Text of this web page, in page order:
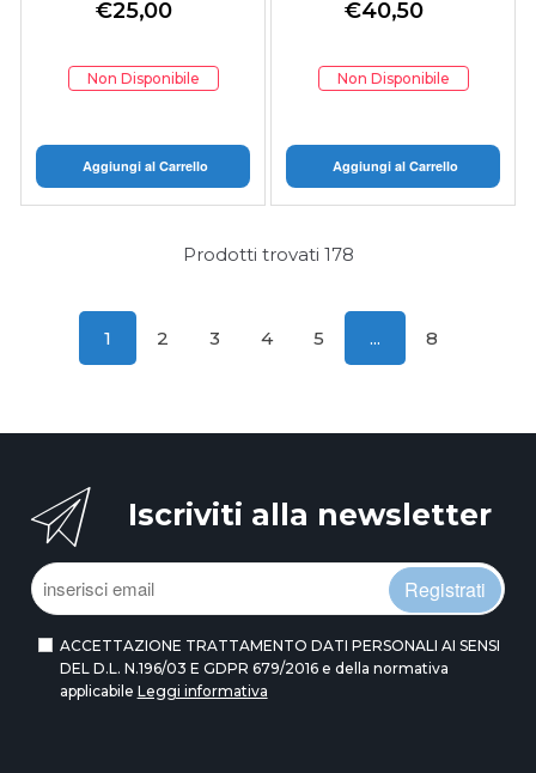
CONTATTI DORATI
€25,00
Non Disponibile
Aggiungi al Carrello
FEM E CONNETTORE
HDMI A VIDEO DIS
€40,50
Non Disponibile
Aggiungi al Carrello
Prodotti trovati 178
1 2 3 4 5 ... 8
Iscriviti alla newsletter
Registrati
ACCETTAZIONE TRATTAMENTO DATI PERSONALI AI SENSI
DEL D.L. N.196/03 E GDPR 679/2016 e della normativa
applicabile Leggi informativa